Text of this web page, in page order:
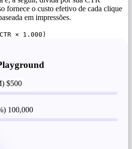
fornece o custo efetivo de cada clique
em impressões.
× 1.000)
$500
100,000